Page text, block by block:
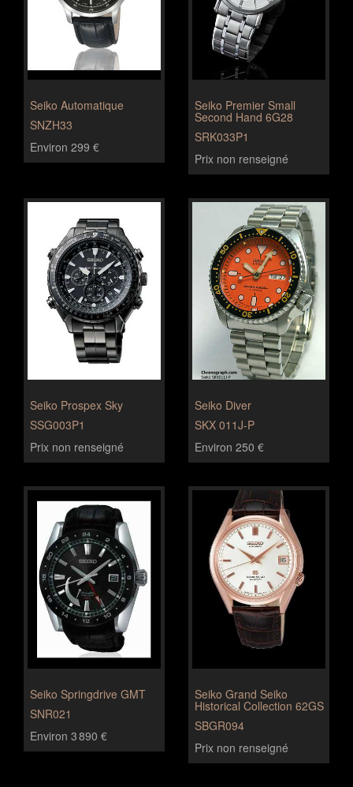
Seiko Automatique
SNZH33
Environ 299 €
Seiko Premier Small
Second Hand 6G28
SRK033P1
Prix non renseigné
Seiko Prospex Sky
SSG003P1
Prix non renseigné
Seiko Diver
SKX 011J-P
Environ 250 €
Seiko Springdrive GMT
SNR021
Environ 3 890 €
Seiko Grand Seiko
Historical Collection 62GS
SBGR094
Prix non renseigné